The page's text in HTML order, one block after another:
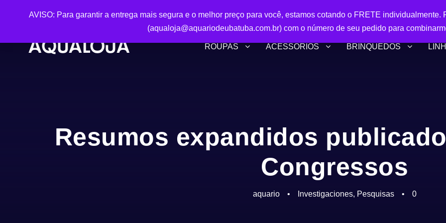
ROUPAS ACESSÓRIOS BRINQUEDOS
Resumos expandidos
Congressos
aquario • Investigaciones, Pesquisas • 0
AVISO: Para garantir a entrega mais segura e o melhor preço para você, estamos cotando o FRETE
(aqualoja@aquariodeubatuba.com.br) com o número de seu pedido para